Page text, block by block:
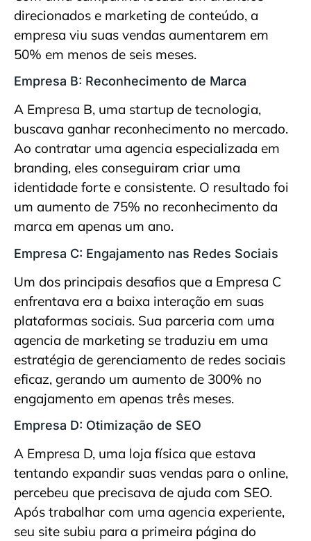
direcionados e marketing de conteúdo, a
empresa viu suas vendas aumentarem em
50% em menos de seis meses.
Empresa B: Reconhecimento de Marca
A Empresa B, uma startup de tecnologia,
buscava ganhar reconhecimento no mercado.
Ao contratar uma agencia especializada em
branding, eles conseguiram criar uma
identidade forte e consistente. O resultado foi
um aumento de 75% no reconhecimento da
marca em apenas um ano.
Empresa C: Engajamento nas Redes Sociais
Um dos principais desafios que a Empresa C
enfrentava era a baixa interação em suas
plataformas sociais. Sua parceria com uma
agencia de marketing se traduziu em uma
estratégia de gerenciamento de redes sociais
eficaz, gerando um aumento de 300% no
engajamento em apenas três meses.
Empresa D: Otimização de SEO
A Empresa D, uma loja física que estava
tentando expandir suas vendas para o online,
percebeu que precisava de ajuda com SEO.
Após trabalhar com uma agencia experiente,
seu site subiu para a primeira página do